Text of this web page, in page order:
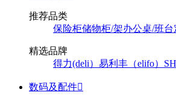
推荐品类
保险柜储物柜/架办公桌/班台
精选品牌
得力(deli） 易利丰（elifo） SH
数码及配件